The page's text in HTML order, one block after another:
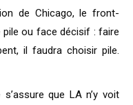
de Chicago, le front-
pile ou face décisif : faire
il faudra choisir pile.
que LA n’y voit